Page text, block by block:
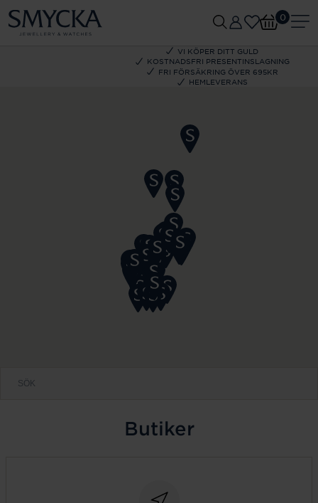
VI KÖPER DITT GULD
KOSTNADSFRI PRESENTINSLAGNING
FRI FÖRSÄKRING ÖVER 695KR
HEMLEVERANS
0
Butiker